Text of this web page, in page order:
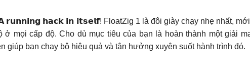
𝗵𝗮𝗰𝗸 𝗶𝗻 𝗶𝘁𝘀𝗲𝗹𝗳! FloatZig 1 là đôi giày chạy nhẹ nhất,
mọi cấp độ. Cho dù mục tiêu của bạn là hoàn thành một giải
giúp bạn chạy bộ hiệu quả và tận hưởng xuyên suốt hành trình đó.